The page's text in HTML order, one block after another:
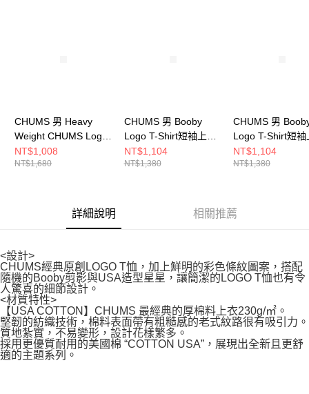
CHUMS 男 Heavy
Weight CHUMS Logo
T-Shirt短袖上衣
CH012271G057
NT$1,008
NT$1,680
CHUMS 男 Booby
Logo T-Shirt短袖上衣
CH012279Z358
NT$1,104
NT$1,380
CHUMS 男
Logo T-Shirt短袖
CH012279R018
NT$1,104
NT$1,380
詳細說明 相關推薦
<設計>
CHUMS經典原創LOGO T恤，加上鮮明的彩色條紋圖案，搭配
隨機的Booby剪影與USA造型星星，讓簡潔的LOGO T恤也有令
人驚喜的細節設計。
<材質特性>
【USA COTTON】CHUMS 最經典的厚棉料上衣230g/㎡。
堅韌的紡織技術，棉料表面帶有粗糙感的老式紋路很有吸引力。
質地紮實，不易變形，設計花樣繁多。
採用更優質耐用的美國棉 “COTTON USA”，展現出全新且更舒
適的主題系列。